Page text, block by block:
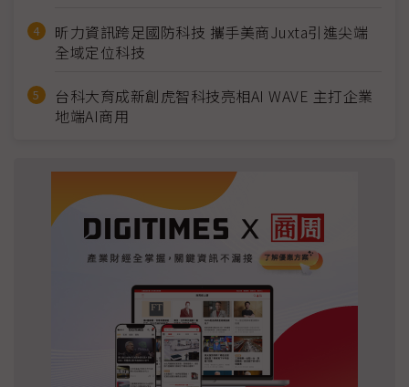
昕力資訊跨足國防科技 攜手美商Juxta引進尖端
全域定位科技
台科大育成新創虎智科技亮相AI WAVE 主打企業
地端AI商用